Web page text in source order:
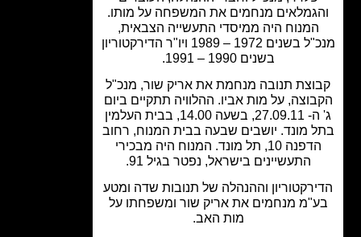
מנחמים את המשפחה על מותו.
המנוח היה ממיסדי התעשייה הצבאית,
מנכ"ל בשנים 1972 – 1989 ויו"ר הדירקטוריון
תנובה מנחמת את אריק שור, מנכ"ל
על מות אביו. ההלוויה תתקיים ביום
ג' ה- 27.09.11, בשעה 14.00, בבית העלמין
מונד. יושבים שבעה בבית המנוח, רחוב
הדפנה 10, תל מונד. המנוח היה מבכירי
התעשיינים בישראל, נפטר בגיל 91.
וההנהלה של תנובות שדה ומטע
מנחמים את אריק שור ומשפחתו על
מות האב.